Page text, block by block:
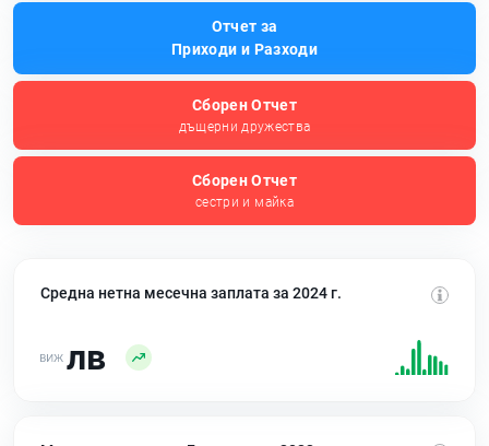
Отчет за
Приходи и Разходи
Сборен Отчет
дъщерни дружества
Сборен Отчет
сестри и майка
Средна нетна месечна заплата за 2024 г.
лв